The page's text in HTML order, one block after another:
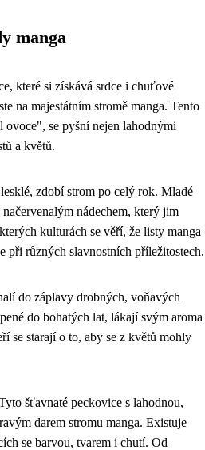
manga
které si získává srdce i chuťové
na majestátním stromě manga. Tento
ovoce", se pyšní nejen lahodnými
a květů.
lesklé, zdobí strom po celý rok. Mladé
nádechem, který jim
kulturách se věří, že listy manga
při různých slavnostních příležitostech.
do záplavy drobných, voňavých
do bohatých lat, lákají svým aroma
se starají o to, aby se z květů mohly
šťavnaté peckovice s lahodnou,
darem stromu manga. Existuje
se barvou, tvarem i chutí. Od